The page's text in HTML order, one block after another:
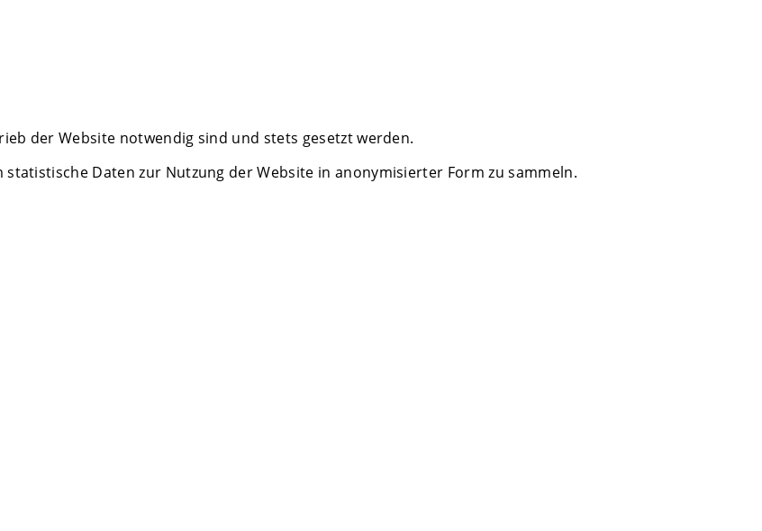
der Website notwendig sind und stets gesetzt werden.
Daten zur Nutzung der Website in anonymisierter Form zu sammeln.